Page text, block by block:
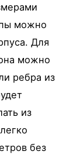
можно
Для
можно
ребра из
из
без